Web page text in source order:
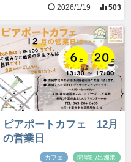
2026/1/19 503
ピアポートカフェ 12月
の営業日
カフェ 問屋町/出洲港